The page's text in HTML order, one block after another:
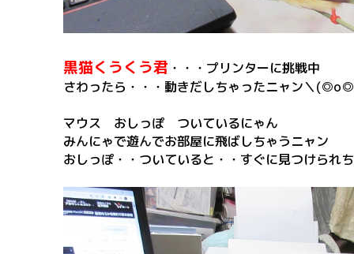
黒猫くうくう君 ・・・プリンターに挑戦中
さわったら・・・動きだしちゃったニャン＼
マウス おしっぽ ついているにゃん
みんにゃで遊んでお部屋に飛ばしちゃうニャン
おしっぽ・・ついていると・・すぐに見つけられ